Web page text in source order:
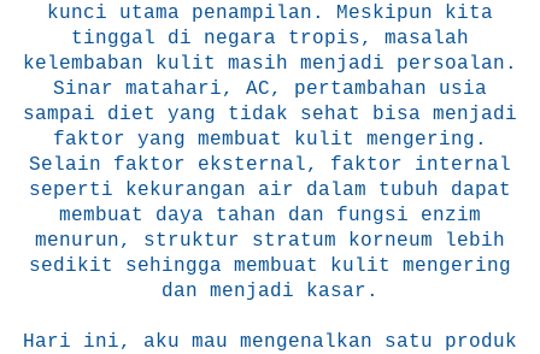
kunci utama penampilan. Meskipun kita
tinggal di negara tropis, masalah
kelembaban kulit masih menjadi persoalan.
Sinar matahari, AC, pertambahan usia
sampai diet yang tidak sehat bisa menjadi
faktor yang membuat kulit mengering.
Selain faktor eksternal, faktor internal
seperti kekurangan air dalam tubuh dapat
membuat daya tahan dan fungsi enzim
menurun, struktur stratum korneum lebih
sedikit sehingga membuat kulit mengering
dan menjadi kasar.
Hari ini, aku mau mengenalkan satu produk